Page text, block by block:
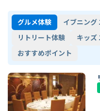
グルメ体験
イブニング
リトリート体験
キッズ
おすすめポイント